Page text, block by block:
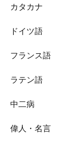
カタカナ
ドイツ語
フランス語
ラテン語
中二病
偉人・名言